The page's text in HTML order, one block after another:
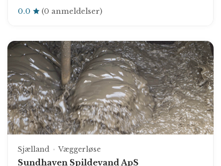
0.0 (0 anmeldelser)
Sjælland Væggerløse
Sundhaven Spildevand ApS